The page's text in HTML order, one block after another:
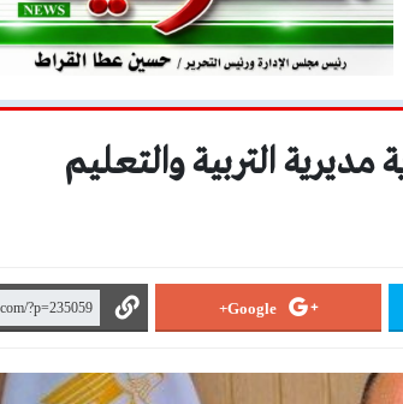
التربية والتعليم
Google+